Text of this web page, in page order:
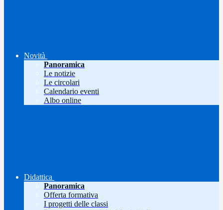
Novità
Panoramica
Le notizie
Le circolari
Calendario eventi
Albo online
Didattica
Panoramica
Offerta formativa
I progetti delle classi